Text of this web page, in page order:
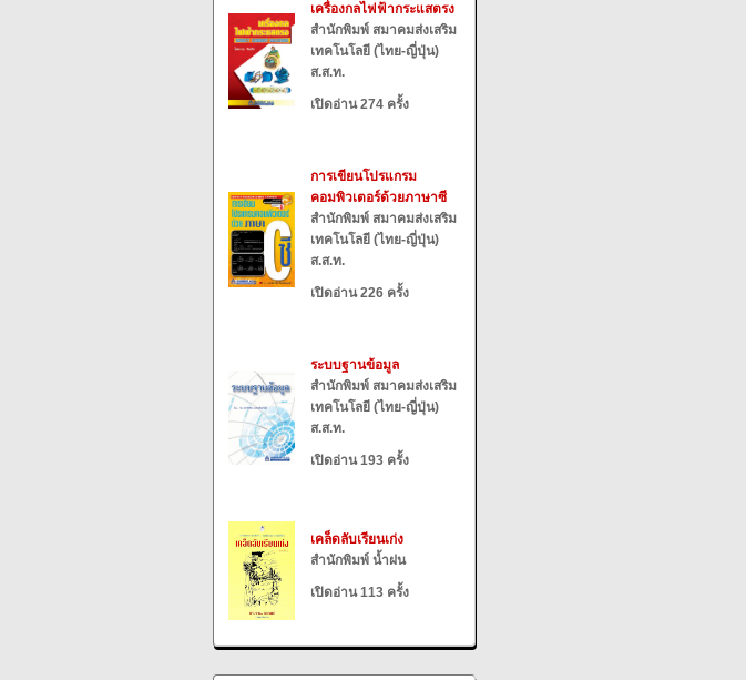
เครื่องกลไฟฟ้ากระแสตรง
สำนักพิมพ์ สมาคมส่งเสริม
เทคโนโลยี (ไทย-ญี่ปุ่น)
ส.ส.ท.
เปิดอ่าน 274 ครั้ง
การเขียนโปรแกรม
คอมพิวเตอร์ด้วยภาษาซี
สำนักพิมพ์ สมาคมส่งเสริม
เทคโนโลยี (ไทย-ญี่ปุ่น)
ส.ส.ท.
เปิดอ่าน 226 ครั้ง
ระบบฐานข้อมูล
สำนักพิมพ์ สมาคมส่งเสริม
เทคโนโลยี (ไทย-ญี่ปุ่น)
ส.ส.ท.
เปิดอ่าน 193 ครั้ง
เคล็ดลับเรียนเก่ง
สำนักพิมพ์ น้ำฝน
เปิดอ่าน 113 ครั้ง